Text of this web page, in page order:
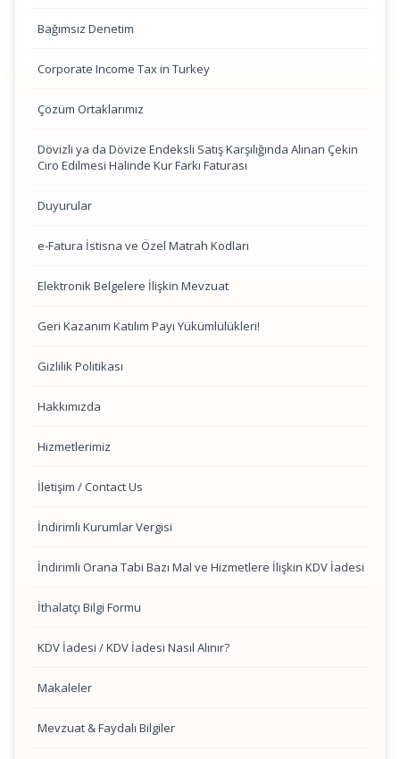
Bağımsız Denetim
Corporate Income Tax in Turkey
Çözüm Ortaklarımız
Dövizli ya da Dövize Endeksli Satış Karşılığında Alınan Çekin
Ciro Edilmesi Halinde Kur Farkı Faturası
Duyurular
e-Fatura İstisna ve Özel Matrah Kodları
Elektronik Belgelere İlişkin Mevzuat
Geri Kazanım Katılım Payı Yükümlülükleri!
Gizlilik Politikası
Hakkımızda
Hizmetlerimiz
İletişim / Contact Us
İndirimli Kurumlar Vergisi
İndirimli Orana Tabi Bazı Mal ve Hizmetlere İlişkin KDV İadesi
İthalatçı Bilgi Formu
KDV İadesi / KDV İadesi Nasıl Alınır?
Makaleler
Mevzuat & Faydalı Bilgiler